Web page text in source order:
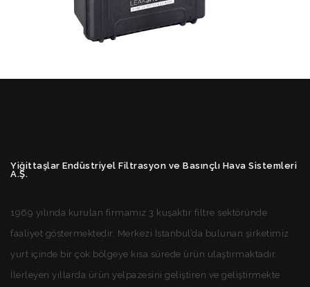
Yiğittaşlar Endüstriyel Filtrasyon ve Basınçlı Hava Sistemleri
A.Ş.
1969 yılında kurulan firmamız 3 kuşaktır filtre sektöründe
faaliyet göstermektedir. Merkezi İstanbul’da bulunan şirketimiz
yurt içinde bir çok bölgeye kısa sürede ürün ulaştırmaktadır.
İlerleyen yıllarda ürün yelpazesini geliştiren ve geliştirmekte